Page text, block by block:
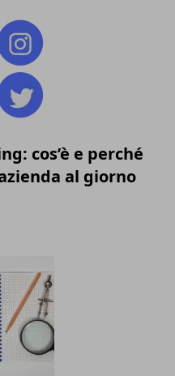
cos’è e perché
al giorno